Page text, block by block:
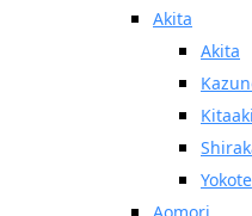
Akita
Akita
Yokote